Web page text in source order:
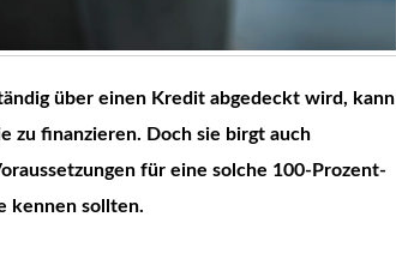
über einen Kredit abgedeckt wird, kann
zu finanzieren. Doch sie birgt auch
für eine solche 100-Prozent-
kennen sollten.